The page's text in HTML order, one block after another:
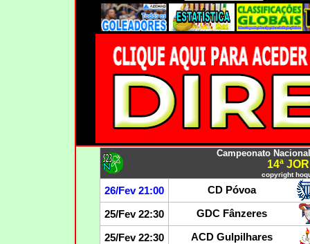
Campeonato
14ª
copyright
26/Fev 21:00 CD Póvoa
25/Fev 22:30 GDC Fânzeres
25/Fev 22:30 ACD Gulpilhares